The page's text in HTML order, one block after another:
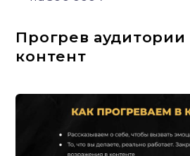
Прогрев аудитории
контент